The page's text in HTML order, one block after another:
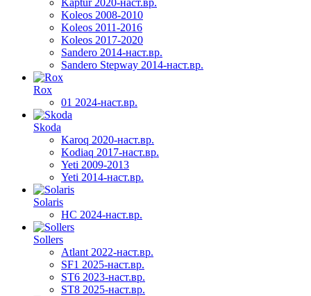
Koleos 2008-2010
Koleos 2011-2016
Koleos 2017-2020
Sandero 2014-наст.вр.
Sandero Stepway 2014-наст.вр.
Rox
01 2024-наст.вр.
Skoda
Karoq 2020-наст.вр.
Kodiaq 2017-наст.вр.
Yeti 2009-2013
Yeti 2014-наст.вр.
Solaris
HC 2024-наст.вр.
Sollers
Atlant 2022-наст.вр.
SF1 2025-наст.вр.
ST6 2023-наст.вр.
ST8 2025-наст.вр.